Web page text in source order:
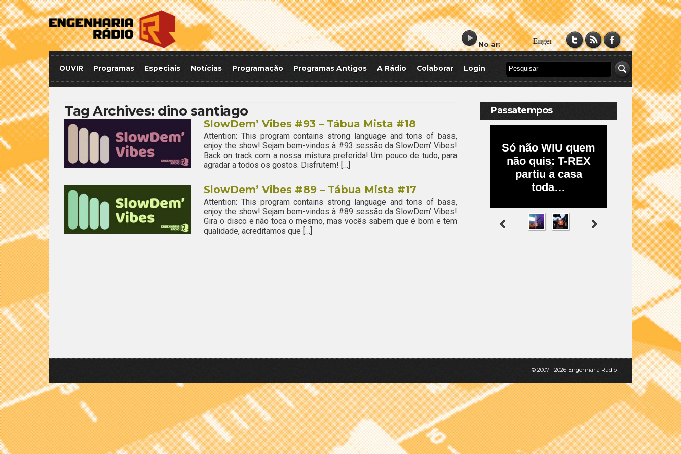
No ar:
OUVIR Programas Especiais Notícias Programação Programas Antigos A Rádio Colaborar Login
Tag Archives: dino santiago
SlowDem’ Vibes #93 – Tábua Mista #18
Attention: This program contains strong language and tons of bass,
enjoy the show! Sejam bem-vindos à #93 sessão da SlowDem’ Vibes!
Back on track com a nossa mistura preferida! Um pouco de tudo, para
agradar a todos os gostos. Disfrutem! […]
SlowDem’ Vibes #89 – Tábua Mista #17
Attention: This program contains strong language and tons of bass,
enjoy the show! Sejam bem-vindos à #89 sessão da SlowDem’ Vibes!
Gira o disco e não toca o mesmo, mas vocês sabem que é bom e tem
qualidade, acreditamos que […]
Passatempos
© 2007 - 2026 Engenharia Rádio